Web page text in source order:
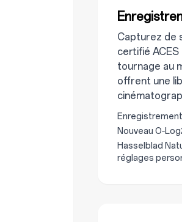
Capturez de
certifié
tournage au
offrent une
Enregistrement
Nouveau
Hasselblad
réglages